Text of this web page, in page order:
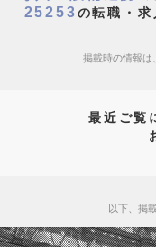
25253の転職・
掲載時の情報は、
最近ご覧
以下、掲